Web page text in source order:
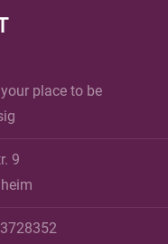
place to be
9